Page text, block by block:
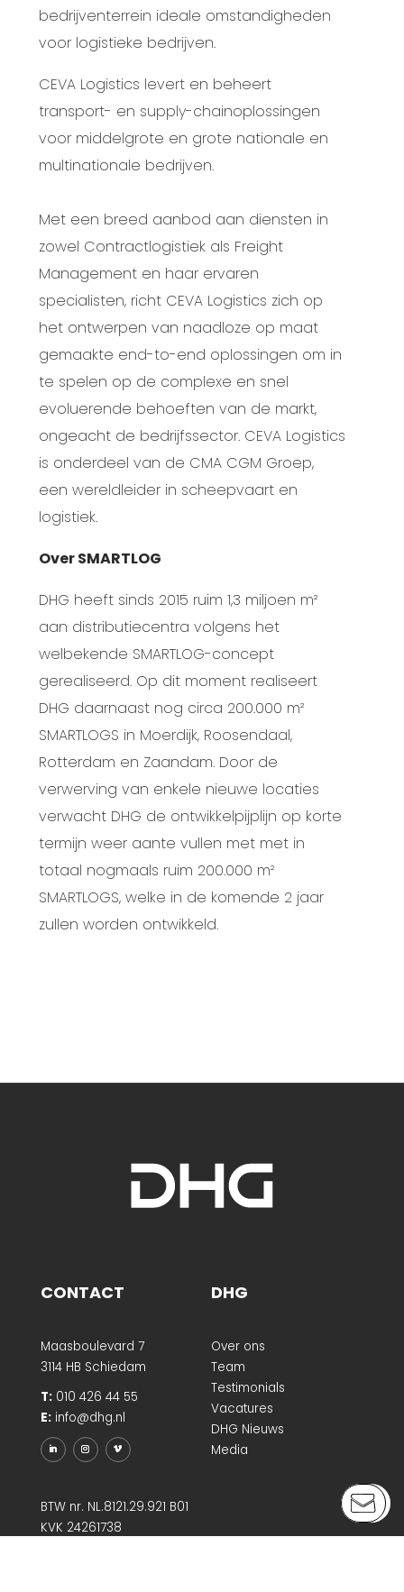
bedrijventerrein ideale omstandigheden
voor logistieke bedrijven.
CEVA Logistics levert en beheert
transport- en supply-chainoplossingen
voor middelgrote en grote nationale en
multinationale bedrijven.
Met een breed aanbod aan diensten in
zowel Contractlogistiek als Freight
Management en haar ervaren
specialisten, richt CEVA Logistics zich op
het ontwerpen van naadloze op maat
gemaakte end-to-end oplossingen om in
te spelen op de complexe en snel
evoluerende behoeften van de markt,
ongeacht de bedrijfssector. CEVA Logistics
is onderdeel van de CMA CGM Groep,
een wereldleider in scheepvaart en
logistiek.
Over SMARTLOG
DHG heeft sinds 2015 ruim 1,3 miljoen m²
aan distributiecentra volgens het
welbekende SMARTLOG-concept
gerealiseerd. Op dit moment realiseert
DHG daarnaast nog circa 200.000 m²
SMARTLOGS in Moerdijk, Roosendaal,
Rotterdam en Zaandam. Door de
verwerving van enkele nieuwe locaties
verwacht DHG de ontwikkelpijplijn op korte
termijn weer aante vullen met met in
totaal nogmaals ruim 200.000 m²
SMARTLOGS, welke in de komende 2 jaar
zullen worden ontwikkeld.
CONTACT
Maasboulevard 7
3114 HB Schiedam
T:010 426 44 55
E:info@dhg.nl
BTW nr. NL.8121.29.921 B01
KVK 24261738
DHG
Over ons
Team
Testimonials
Vacatures
DHG Nieuws
Media